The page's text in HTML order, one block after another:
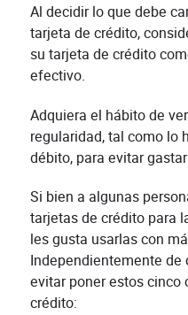
Al decidir lo que debe
tarjeta de crédito,
su tarjeta de crédito
efectivo.
Adquiera el hábito de
regularidad, tal como lo
débito, para evitar
Si bien a algunas
tarjetas de crédito para
les gusta usarlas con
Independientemente de
evitar poner estos cinco
crédito: